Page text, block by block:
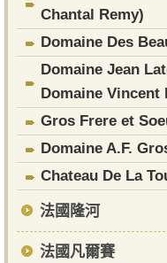
Chantal Remy)
Domaine Des
Domaine Jean
Domaine Vincent
Gros Frere et
Domaine A.F.
Chateau De La
法國隆河
法國凡爾賽